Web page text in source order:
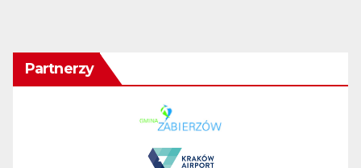
Partnerzy